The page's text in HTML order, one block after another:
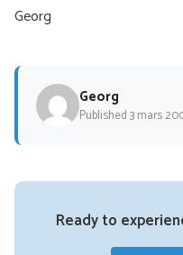
Georg
Georg
Published 3 mars
Ready to